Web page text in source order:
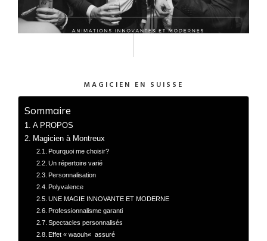
MAGICIEN EN SUISSE
Sommaire
A PROPOS
Magicien à Montreux
Pourquoi me choisir?
Un répertoire varié
Personnalisation
Polyvalence
UNE MAGIE INNOVANTE ET MODERNE
Professionnalisme garanti
Spectacles personnalisés
Effet « waouh« assuré